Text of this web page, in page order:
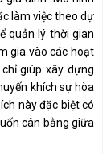
làm việc theo dự
quản lý thời gian
gia vào các hoạt
giúp xây dựng
khích sự hòa
này đặc biệt có
cân bằng giữa